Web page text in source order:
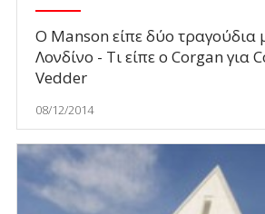
Ο Μanson είπε δύο τραγούδια
Λονδίνο - Τι είπε ο Corgan για
Vedder
08/12/2014